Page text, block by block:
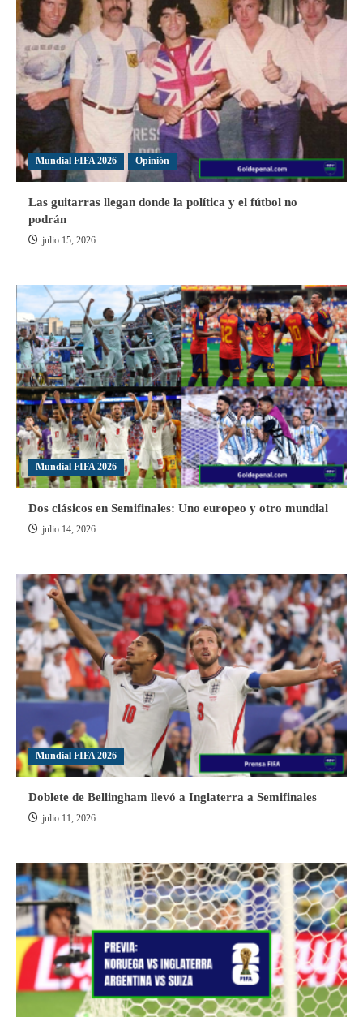
Mundial FIFA 2026 Opinión
Las guitarras llegan donde la política y el fútbol no
podrán
julio 15, 2026
Mundial FIFA 2026
Dos clásicos en Semifinales: Uno europeo y otro mundial
julio 14, 2026
Mundial FIFA 2026
Doblete de Bellingham llevó a Inglaterra a Semifinales
julio 11, 2026